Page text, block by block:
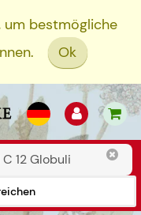
um bestmögliche
Ok